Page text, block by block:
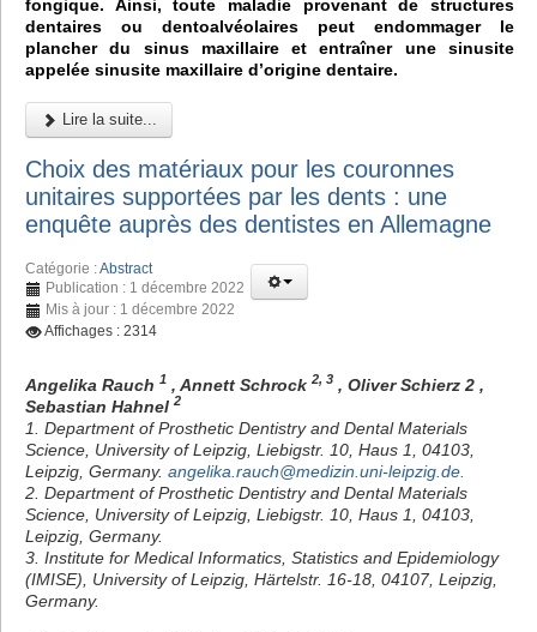
fongique. Ainsi, toute maladie provenant de structures
dentaires ou dentoalvéolaires peut endommager le
plancher du sinus maxillaire et entraîner une sinusite
appelée sinusite maxillaire d’origine dentaire.
Lire la suite...
Choix des matériaux pour les couronnes
unitaires supportées par les dents : une
enquête auprès des dentistes en Allemagne
Catégorie :Abstract
Publication : 1 décembre 2022
Mis à jour : 1 décembre 2022
Affichages : 2314
Angelika Rauch 1 , Annett Schrock 2, 3 , Oliver Schierz 2 ,
Sebastian Hahnel 2
1. Department of Prosthetic Dentistry and Dental Materials
Science, University of Leipzig, Liebigstr. 10, Haus 1, 04103,
Leipzig, Germany. angelika.rauch@medizin.uni-leipzig.de
2. Department of Prosthetic Dentistry and Dental Materials
Science, University of Leipzig, Liebigstr. 10, Haus 1, 04103,
Leipzig, Germany.
3. Institute for Medical Informatics, Statistics and Epidemiology
(IMISE), University of Leipzig, Härtelstr. 16-18, 04107, Leipzig,
Germany.